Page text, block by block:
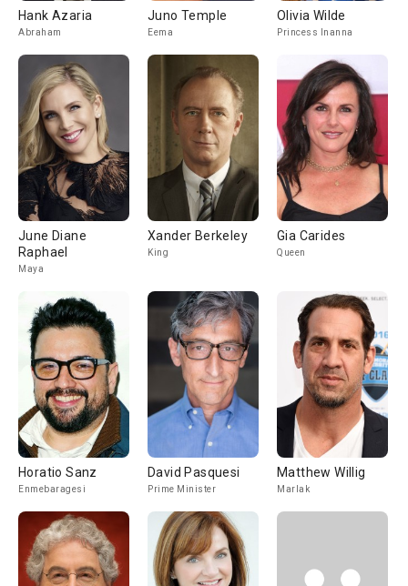
Hank Azaria
Abraham
Juno Temple
Eema
Olivia Wilde
Princess Inanna
June Diane
Raphael
Maya
Xander Berkeley
King
Gia Carides
Queen
Horatio Sanz
Enmebaragesi
David Pasquesi
Prime Minister
Matthew Willig
Marlak